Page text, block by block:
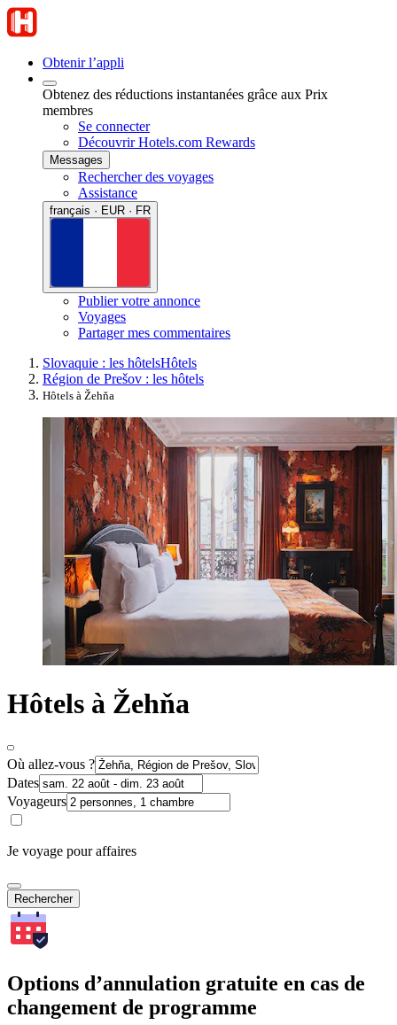
Obtenir l’appli
Obtenez des réductions instantanées grâce aux Prix
membres
Se connecter
Découvrir Hotels.com Rewards
Messages
Rechercher des voyages
Assistance
français · EUR · FR
Publier votre annonce
Voyages
Partager mes commentaires
Slovaquie : les hôtelsHôtels
Région de Prešov : les hôtels
Hôtels à Žehňa
Hôtels à Žehňa
Où allez-vous ?
Dates
Voyageurs
Je voyage pour affaires
Rechercher
Options d’annulation gratuite en cas de
changement de programme